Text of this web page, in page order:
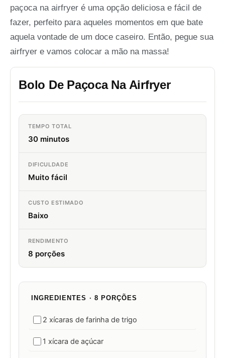
paçoca na airfryer é uma opção deliciosa e fácil de
fazer, perfeito para aqueles momentos em que bate
aquela vontade de um doce caseiro. Então, pegue sua
airfryer e vamos colocar a mão na massa!
Bolo De Paçoca Na Airfryer
TEMPO TOTAL
30 minutos
DIFICULDADE
Muito fácil
CUSTO ESTIMADO
Baixo
RENDIMENTO
8 porções
INGREDIENTES · 8 PORÇÕES
2 xícaras de farinha de trigo
1 xícara de açúcar